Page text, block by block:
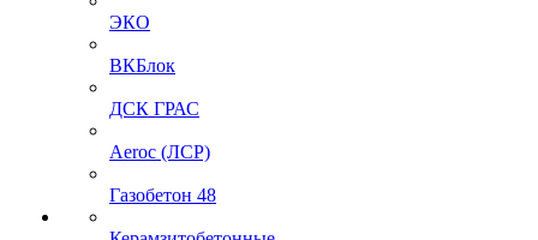
ЭКО
ВКБлок
ДСК ГРАС
Aeroc (ЛСР)
Газобетон 48